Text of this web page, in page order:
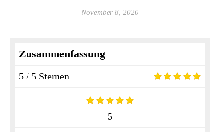
November 8, 2020
Zusammenfassung
5 / 5 Sternen
5